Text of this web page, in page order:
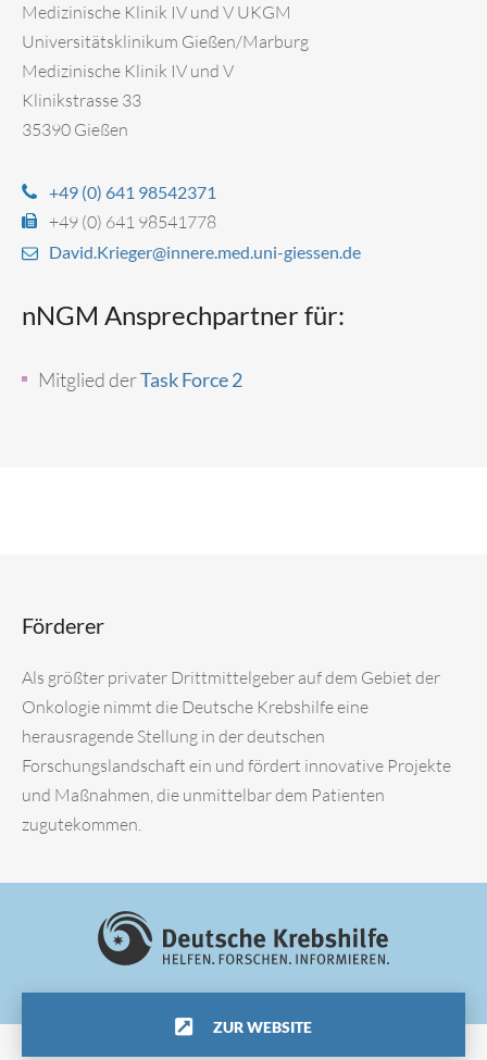
Medizinische Klinik IV und V UKGM
Universitätsklinikum Gießen/Marburg
Medizinische Klinik IV und V
Klinikstrasse 33
35390 Gießen
+49 (0) 641 98542371
+49 (0) 641 98541778
David.Krieger@innere.med.uni-giessen.de
nNGM Ansprechpartner für:
Mitglied derTask Force 2
Förderer
Als größter privater Drittmittelgeber auf dem Gebiet der
Onkologie nimmt die Deutsche Krebshilfe eine
herausragende Stellung in der deutschen
Forschungslandschaft ein und fördert innovative Projekte
und Maßnahmen, die unmittelbar dem Patienten
zugutekommen.
ZUR WEBSITE